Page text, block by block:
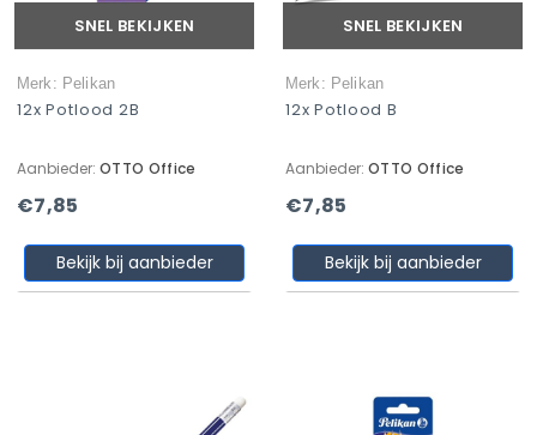
SNEL BEKIJKEN
Merk: Pelikan
12x Potlood 2B
Aanbieder: OTTO Office
€7,85
Bekijk bij aanbieder
SNEL BEKIJKEN
Merk: Pelikan
12x Potlood B
Aanbieder: OTTO Office
€7,85
Bekijk bij aanbieder